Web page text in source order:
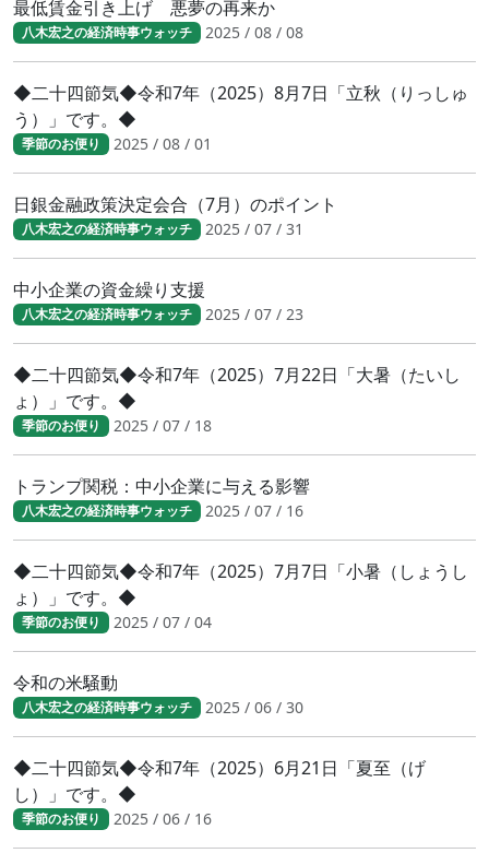
最低賃金引き上げ 悪夢の再来か
八木宏之の経済時事ウォッチ 2025 / 08 / 08
◆二十四節気◆令和7年（2025）8月7日「立秋（りっしゅ
う）」です。◆
季節のお便り 2025 / 08 / 01
日銀金融政策決定会合（7月）のポイント
八木宏之の経済時事ウォッチ 2025 / 07 / 31
中小企業の資金繰り支援
八木宏之の経済時事ウォッチ 2025 / 07 / 23
◆二十四節気◆令和7年（2025）7月22日「大暑（たいし
ょ）」です。◆
季節のお便り 2025 / 07 / 18
トランプ関税：中小企業に与える影響
八木宏之の経済時事ウォッチ 2025 / 07 / 16
◆二十四節気◆令和7年（2025）7月7日「小暑（しょうし
ょ）」です。◆
季節のお便り 2025 / 07 / 04
令和の米騒動
八木宏之の経済時事ウォッチ 2025 / 06 / 30
◆二十四節気◆令和7年（2025）6月21日「夏至（げ
し）」です。◆
季節のお便り 2025 / 06 / 16